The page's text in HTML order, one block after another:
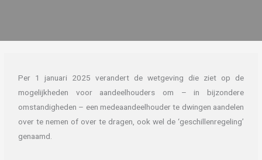
Per 1 januari 2025 verandert de wetgeving die ziet op de
mogelijkheden voor aandeelhouders om – in bijzondere
omstandigheden – een medeaandeelhouder te dwingen aandelen
over te nemen of over te dragen, ook wel de ‘geschillenregeling’
genaamd.